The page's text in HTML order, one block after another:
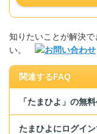
知りたいことが解決
い。
関連するFAQ
「たまひよ」の無
たまひよにログイ